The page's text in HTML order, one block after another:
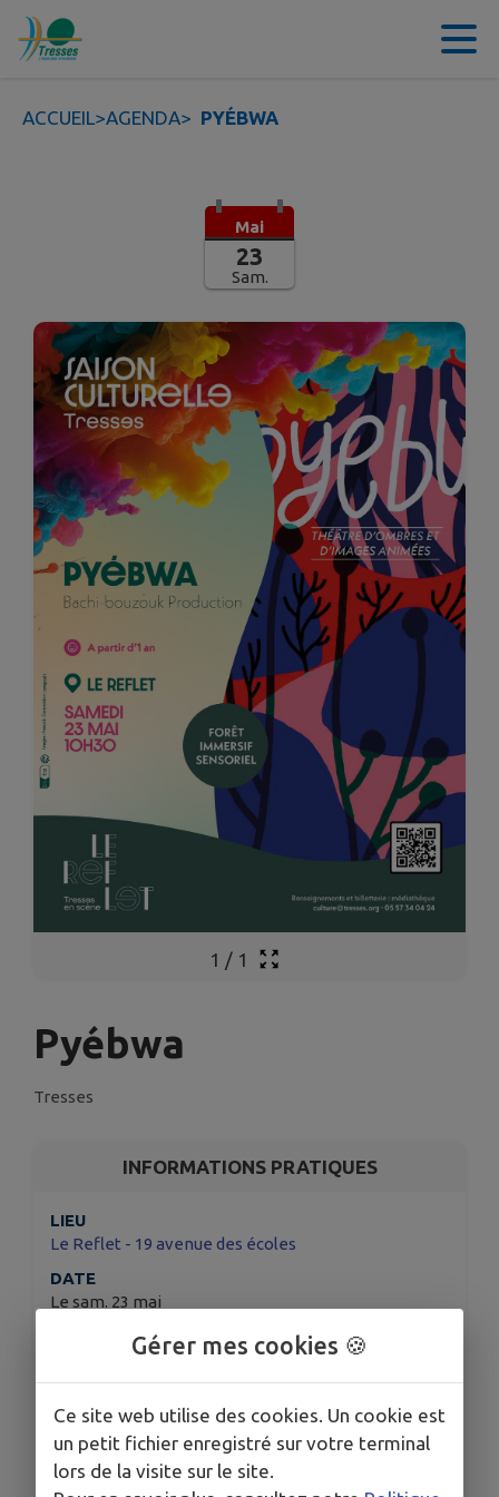
Contenu
ACCUEIL>AGENDA> PYÉBWA
Mai
23
Sam.
1 / 1
Pyébwa
Tresses
INFORMATIONS PRATIQUES
LIEU
Le Reflet - 19 avenue des écoles
DATE
Le sam. 23 mai
A partir de 1 an
TARIFS
5€ et 3€
https://le-reflet-tresses.maplace.fr/
Gérer mes cookies 🍪
Ce site web utilise des cookies. Un cookie est
un petit fichier enregistré sur votre terminal
lors de la visite sur le site.